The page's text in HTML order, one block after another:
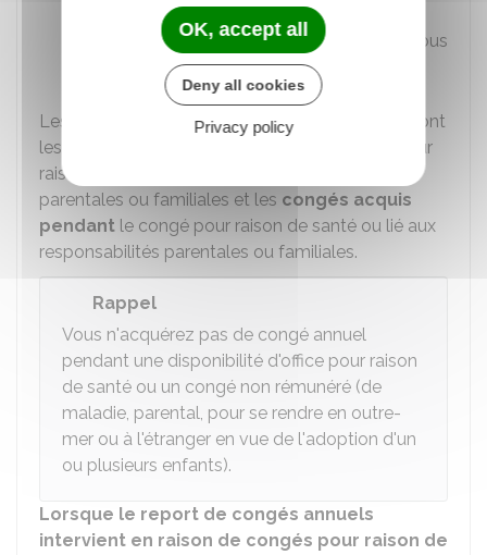
outre-mer ou à l'étranger en vue de
l'adoption d'un ou plusieurs enfants si vous
êtes contractuel.
Les congés annuels qui peuvent être reportés sont
les
la mise en congé pour
raison de santé ou lié aux responsabilités
parentales ou familiales et les congés acquis
pendant le congé pour raison de santé ou lié aux
responsabilités parentales ou familiales.
Rappel
Vous n'acquérez pas de congé annuel
pendant une disponibilité d'office pour raison
de santé ou un congé non rémunéré (de
maladie, parental, pour se rendre en outre-
mer ou à l'étranger en vue de l'adoption d'un
ou plusieurs enfants).
Lorsque le report de congés annuels
intervient en raison de congés pour raison de
OK, accept all
Deny all cookies
Privacy policy